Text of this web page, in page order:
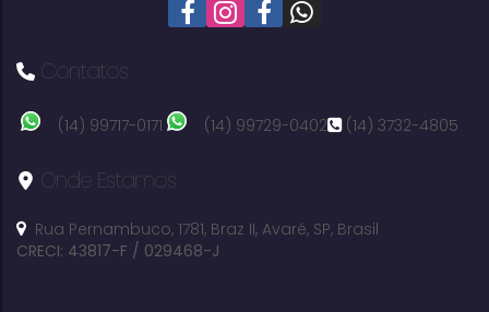
Contatos
(14) 99717-0171 (14) 99729-0402 (14) 3732-4805
Onde Estamos
Rua Pernambuco, 1781, Braz II, Avaré, SP, Brasil
CRECI: 43817-F / 029468-J